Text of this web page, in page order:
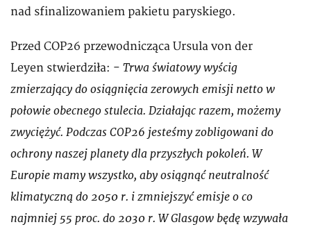
nad sfinalizowaniem pakietu paryskiego.
Przed COP26 przewodnicząca Ursula von der
Leyen stwierdziła: - Trwa światowy wyścig
zmierzający do osiągnięcia zerowych emisji netto w
połowie obecnego stulecia. Działając razem, możemy
zwyciężyć. Podczas COP26 jesteśmy zobligowani do
ochrony naszej planety dla przyszłych pokoleń. W
Europie mamy wszystko, aby osiągnąć neutralność
klimatyczną do 2050 r. i zmniejszyć emisje o co
najmniej 55 proc. do 2030 r. W Glasgow będę wzywała